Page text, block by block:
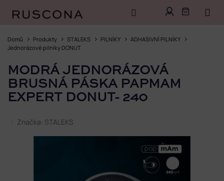
obsah
Domů Produkty STALEKS PILNÍKY
ADHASIVNÍ PILNÍKY
Jednorázové pilníky DONUT
MODRÁ JEDNORÁZOVÁ
BRUSNÁ PÁSKA PAPMAM
EXPERT DONUT- 240
Značka: STALEKS